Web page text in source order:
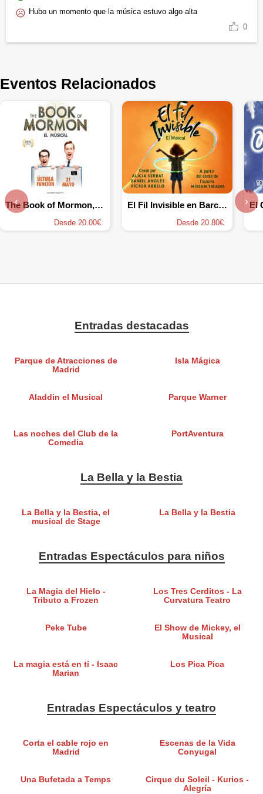
Hubo un momento que la música estuvo algo alta
0
Eventos Relacionados
The Book of Mormon, el musical
Desde 20.00€
El Fil Invisible en Barcelona
Desde 20.80€
‹ ›
Entradas destacadas
Parque de Atracciones de
Madrid
Isla Mágica
Aladdin el Musical Parque Warner
Las noches del Club de la
Comedia
PortAventura
La Bella y la Bestia
La Bella y la Bestia, el
musical de Stage
La Bella y la Bestia
Entradas Espectáculos para niños
La Magia del Hielo -
Tributo a Frozen
Los Tres Cerditos - La
Curvatura Teatro
Peke Tube
El Show de Mickey, el
Musical
La magia está en ti - Isaac
Marian
Los Pica Pica
Entradas Espectáculos y teatro
Corta el cable rojo en
Madrid
Escenas de la Vida
Conyugal
Una Bufetada a Temps
Cirque du Soleil - Kurios -
Alegría